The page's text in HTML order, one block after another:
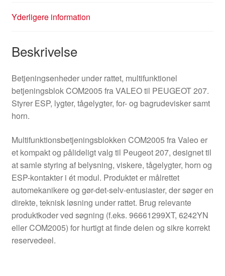
Yderligere information
Beskrivelse
Betjeningsenheder under rattet, multifunktionel
betjeningsblok COM2005 fra VALEO til PEUGEOT 207.
Styrer ESP, lygter, tågelygter, for- og bagrudevisker samt
horn.
Multifunktionsbetjeningsblokken COM2005 fra Valeo er
et kompakt og pålideligt valg til Peugeot 207, designet til
at samle styring af belysning, viskere, tågelygter, horn og
ESP-kontakter i ét modul. Produktet er målrettet
automekanikere og gør-det-selv-entusiaster, der søger en
direkte, teknisk løsning under rattet. Brug relevante
produktkoder ved søgning (f.eks. 96661299XT, 6242YN
eller COM2005) for hurtigt at finde delen og sikre korrekt
reservedeel.